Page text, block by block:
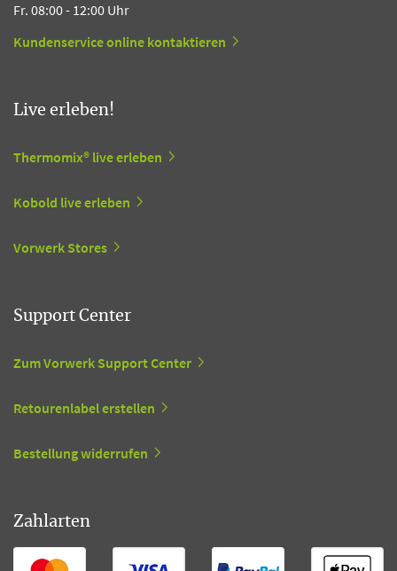
Fr. 08:00 - 12:00 Uhr
Kundenservice online kontaktieren
Live erleben!
Thermomix® live erleben
Kobold live erleben
Vorwerk Stores
Support Center
Zum Vorwerk Support Center
Retourenlabel erstellen
Bestellung widerrufen
Zahlarten